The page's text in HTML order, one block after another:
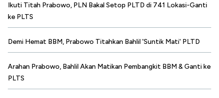
Ikuti Titah Prabowo, PLN Bakal Setop PLTD di 741 Lokasi-Ganti
ke PLTS
Demi Hemat BBM, Prabowo Titahkan Bahlil 'Suntik Mati' PLTD
Arahan Prabowo, Bahlil Akan Matikan Pembangkit BBM & Ganti ke
PLTS